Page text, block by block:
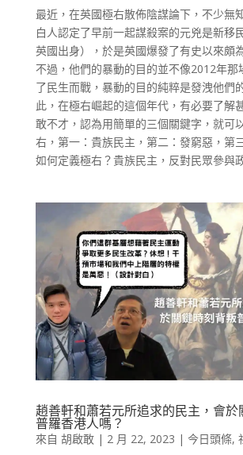
最近，在英國極右散佈陰謀論下，不少無
白人認定了早前一起謀殺案的元兇是新移
英國出身），於是英國爆發了有史以來頗
不過，他們的暴動的目的並不像2012年那
了民生而戰，暴動的目的純粹是發洩他們
此，在極右崛起的這個年代，有必要了解
敢不才，認為用簡單的三個關鍵字，就可
右，第一：貴族民主，第二：發窮惡，第
如何定義極右？貴族民主，反對民眾參與
趙善軒和蕭若元所追求的民主，會於
普羅香港人嗎？
來自 胡啟敢| 2 月 22, 2023 | 今日頭條,